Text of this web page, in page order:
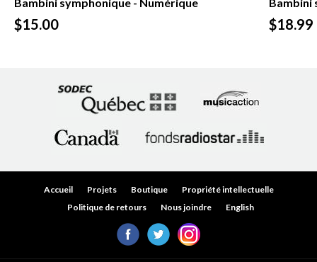
$15.00 $18.99
Accueil Projets Boutique
Propriété intellectuelle
Politique de retours
Nous joindre English